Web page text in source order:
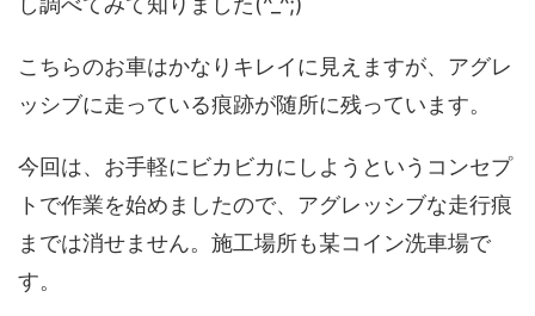
こちらのお車はかなりキレイに見えますが、アグレ
ッシブに走っている痕跡が随所に残っています。
今回は、お手軽にビカビカにしようというコンセプ
トで作業を始めましたので、アグレッシブな走行痕
までは消せません。施工場所も某コイン洗車場で
す。